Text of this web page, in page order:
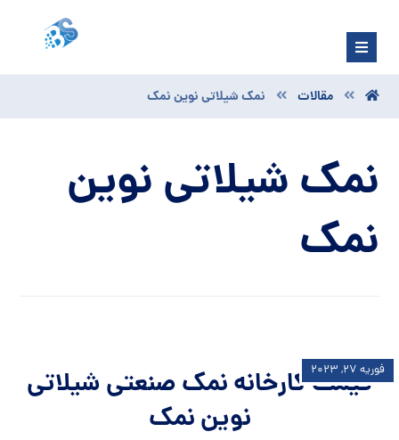
مقالات نمک شیلاتی نوین نمک
نمک شیلاتی نوین
نمک
قیمت کارخانه نمک صنعتی شیلاتی
نوین نمک
فوریه ۲۷, ۲۰۲۳